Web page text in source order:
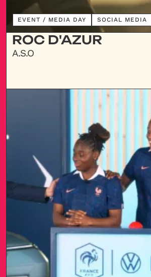
DÉCOUVRIRSOCIAL MEDIA
EVENT / MEDIA DAY
ROC D'AZUR
A.S.O